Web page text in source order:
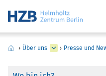
› Über uns › Presse und